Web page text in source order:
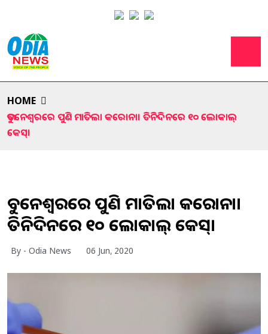
HOME
ଭୁବନେଶ୍ୱରରେ ପୁଣି ମାତିଲା କରୋନା। ତିନିଦିନରେ ୧୦ ଲୋକାଲ୍
କେସ୍।
ଭୁବନେଶ୍ୱରରେ ପୁଣି ମାତିଲା କରୋନା।
ତିନିଦିନରେ ୧୦ ଲୋକାଲ୍ କେସ୍।
By - Odia News 06 Jun, 2020